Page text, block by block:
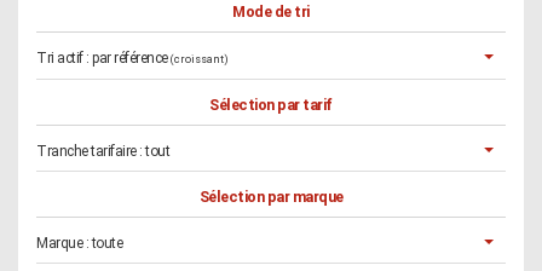
Mode de tri
Tri actif : par référence (croissant)
Sélection par tarif
Tranche tarifaire :tout
Sélection par marque
Marque :toute